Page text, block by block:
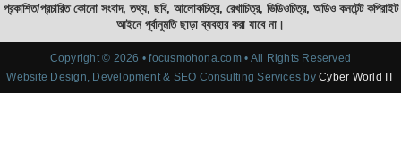
প্রকাশিত/প্রচারিত কোনো সংবাদ, তথ্য, ছবি, আলোকচিত্র, রেখাচিত্র, ভিডিওচিত্র, অডিও কনটেন্ট কপিরাইট
আইনে পূর্বানুমতি ছাড়া ব্যবহার করা যাবে না।
Copyright © 2026 • focusmohona.com • All Rights Reserved
Website Design, Development & SEO Consulting Services byCyber World IT